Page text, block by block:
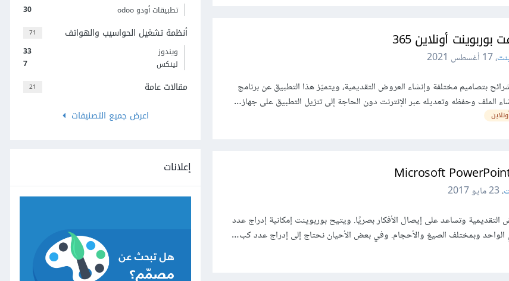
أونلاين 365
،17 أغسطس 2021
أونلاين لإنشاء شرائح بتصاميم مختلفة وإنشاء العروض التقديمية، ويتميّز هذا التطبيق عن برنامج
الملف وحفظه وتعديله عبر الإنترنت دون الحاجة إلى تنزيل التطبيق على جهاز…
،23 مايو 2017
وتساعد على إيصال الأفكار بصريًا. ويتيح بوربوينت إمكانية إدراج عدد
وبمختلف الصيغ والأحجام. وفي بعض الأحيان نحتاج إلى إدراج عدد كب…
30 تطبيقات أودو odoo
71 أنظمة تشغيل الحواسيب والهواتف
33
ويندوز
7
لينكس
21
مقالات عامة
اعرض جميع التصنيفات
إعلانات